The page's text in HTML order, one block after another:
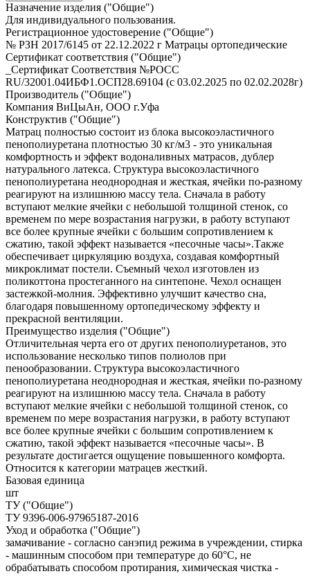
Назначение изделия ("Общие")
Для индивидуального пользования.
Регистрационное удостоверение ("Общие")
№ РЗН 2017/6145 от 22.12.2022 г Матрацы ортопедические
Сертификат соответствия ("Общие")
_Сертификат Соответствия №РОСС
RU/32001.04ИБФ1.ОСП28.69104 (с 03.02.2025 по 02.02.2028г)
Производитель ("Общие")
Компания ВиЦыАн, ООО г.Уфа
Конструктив ("Общие")
Матрац полностью состоит из блока высокоэластичного
пенополиуретана плотностью 30 кг/м3 - это уникальная
комфортность и эффект водоналивных матрасов, дублер
натурального латекса. Структура высокоэластичного
пенополиуретана неоднородная и жесткая, ячейки по-разному
реагируют на излишнюю массу тела. Сначала в работу
вступают мелкие ячейки с небольшой толщиной стенок, со
временем по мере возрастания нагрузки, в работу вступают
все более крупные ячейки с большим сопротивлением к
сжатию, такой эффект называется «песочные часы».Также
обеспечивает циркуляцию воздуха, создавая комфортный
микроклимат постели. Съемный чехол изготовлен из
поликоттона простеганного на синтепоне. Чехол оснащен
застежкой-молния. Эффективно улучшит качество сна,
благодаря повышенному ортопедическому эффекту и
прекрасной вентиляции.
Преимущество изделия ("Общие")
Отличительная черта его от других пенополиуретанов, это
использование несколько типов полиолов при
пенообразовании. Структура высокоэластичного
пенополиуретана неоднородная и жесткая, ячейки по-разному
реагируют на излишнюю массу тела. Сначала в работу
вступают мелкие ячейки с небольшой толщиной стенок, со
временем по мере возрастания нагрузки, в работу вступают
все более крупные ячейки с большим сопротивлением к
сжатию, такой эффект называется «песочные часы». В
результате достигается ощущение повышенного комфорта.
Относится к категории матрацев жесткий.
Базовая единица
шт
ТУ ("Общие")
ТУ 9396-006-97965187-2016
Уход и обработка ("Общие")
замачивание - согласно санэпид режима в учреждении, стирка
- машинным способом при температуре до 60°С, не
обрабатывать способом протирания, химическая чистка -